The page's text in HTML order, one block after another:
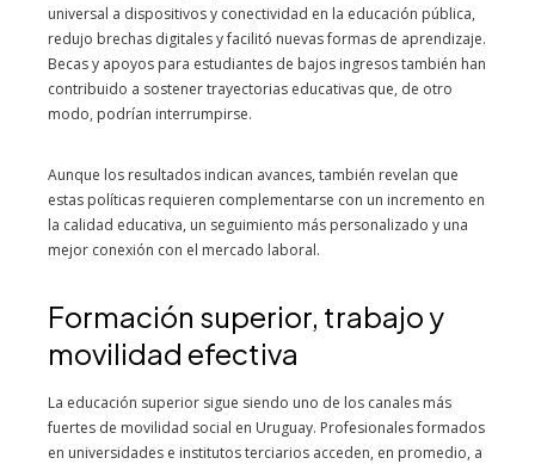
universal a dispositivos y conectividad en la educación pública,
redujo brechas digitales y facilitó nuevas formas de aprendizaje.
Becas y apoyos para estudiantes de bajos ingresos también han
contribuido a sostener trayectorias educativas que, de otro
modo, podrían interrumpirse.
Aunque los resultados indican avances, también revelan que
estas políticas requieren complementarse con un incremento en
la calidad educativa, un seguimiento más personalizado y una
mejor conexión con el mercado laboral.
Formación superior, trabajo y
movilidad efectiva
La educación superior sigue siendo uno de los canales más
fuertes de movilidad social en Uruguay. Profesionales formados
en universidades e institutos terciarios acceden, en promedio, a